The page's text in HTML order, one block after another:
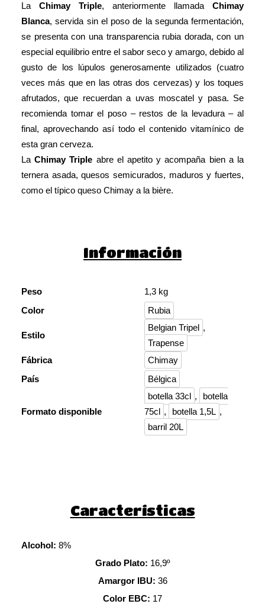
La Chimay Triple, anteriormente llamada Chimay
Blanca, servida sin el poso de la segunda fermentación,
se presenta con una transparencia rubia dorada, con un
especial equilibrio entre el sabor seco y amargo, debido al
gusto de los lúpulos generosamente utilizados (cuatro
veces más que en las otras dos cervezas) y los toques
afrutados, que recuerdan a uvas moscatel y pasa. Se
recomienda tomar el poso – restos de la levadura – al
final, aprovechando así todo el contenido vitamínico de
esta gran cerveza.
LaChimay Triple abre el apetito y acompaña bien a la
ternera asada, quesos semicurados, maduros y fuertes,
como el típico queso Chimay a la bière.
Información
Peso
1,3 kg
Color
Rubia
Estilo
Belgian Tripel ,
Trapense
Fábrica
Chimay
País
Bélgica
Formato disponible
botella 33cl ,
botella
75cl , botella 1,5L ,
barril 20L
Características
Alcohol: 8%
Grado Plato: 16,9º
Amargor IBU: 36
Color EBC: 17